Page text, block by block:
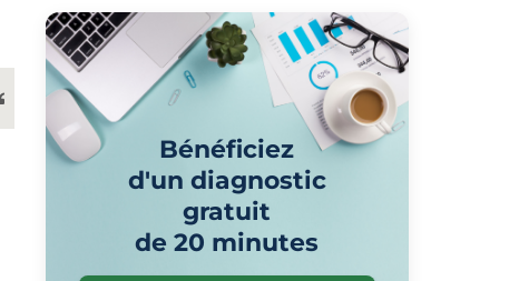
Bénéficiez
d'un diagnostic
gratuit
de 20 minutes